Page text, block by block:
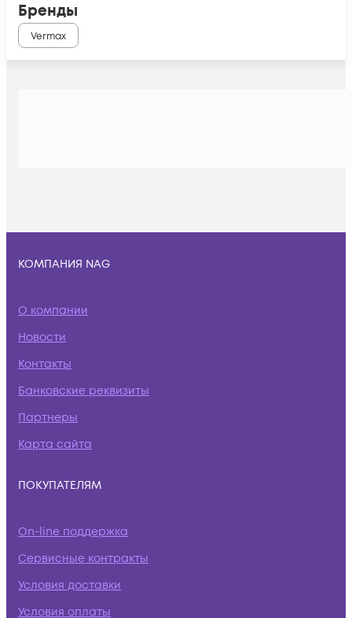
Бренды
Vermax
КОМПАНИЯ NAG
О компании
Новости
Контакты
Банковские реквизиты
Партнеры
Карта сайта
ПОКУПАТЕЛЯМ
On-line поддержка
Сервисные контракты
Условия доставки
Условия оплаты